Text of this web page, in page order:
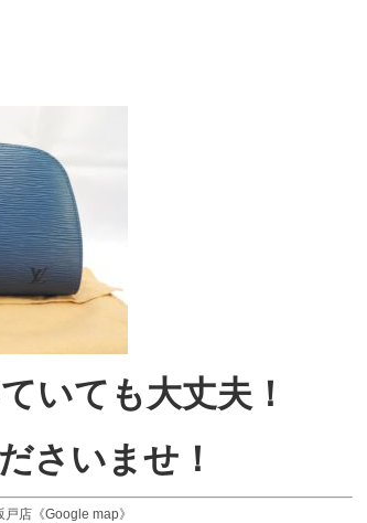
いても大丈夫！
さいませ！
戸店《Google map》